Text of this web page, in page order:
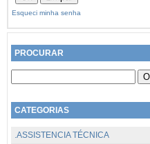
Esqueci minha senha
PROCURAR
CATEGORIAS
.ASSISTENCIA TÉCNICA